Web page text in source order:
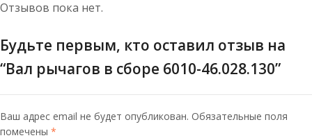
Отзывов пока нет.
Будьте первым, кто оставил отзыв на
“Вал рычагов в сборе 6010-46.028.130”
Ваш адрес email не будет опубликован. Обязательные поля
помечены *